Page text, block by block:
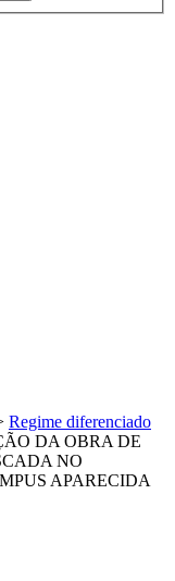
Regime diferenciado
DA OBRA DE
NO
APARECIDA